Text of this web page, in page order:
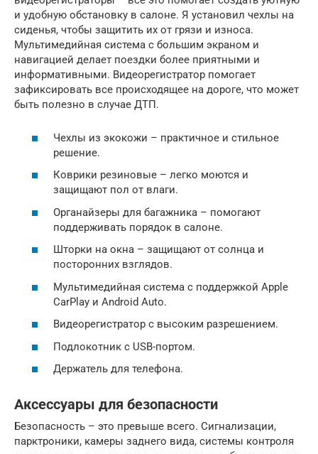
и удобную обстановку в салоне. Я установил чехлы на
сиденья, чтобы защитить их от грязи и износа.
Мультимедийная система с большим экраном и
навигацией делает поездки более приятными и
информативными. Видеорегистратор помогает
зафиксировать все происходящее на дороге, что может
быть полезно в случае ДТП.
Чехлы из экокожи – практичное и стильное
решение.
Коврики резиновые – легко моются и
защищают пол от влаги.
Органайзеры для багажника – помогают
поддерживать порядок в салоне.
Шторки на окна – защищают от солнца и
посторонних взглядов.
Мультимедийная система с поддержкой Apple
CarPlay и Android Auto.
Видеорегистратор с высоким разрешением.
Подлокотник с USB-портом.
Держатель для телефона.
Аксессуары для безопасности
Безопасность – это превыше всего. Сигнализации,
парктроники, камеры заднего вида, системы контроля